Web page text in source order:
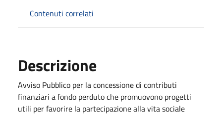
Contenuti correlati
Descrizione
Avviso Pubblico per la concessione di contributi
finanziari a fondo perduto che promuovono progetti
utili per favorire la partecipazione alla vita sociale